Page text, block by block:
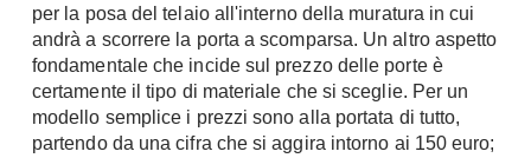
per la posa del telaio all'interno della muratura in cui
andrà a scorrere la porta a scomparsa. Un altro aspetto
fondamentale che incide sul prezzo delle porte è
certamente il tipo di materiale che si sceglie. Per un
modello semplice i prezzi sono alla portata di tutto,
partendo da una cifra che si aggira intorno ai 150 euro;